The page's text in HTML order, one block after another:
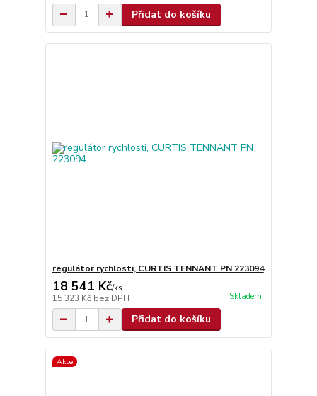
Přidat do košíku
regulátor rychlosti, CURTIS TENNANT PN 223094
18 541 Kč/ks
15 323 Kč bez DPH Skladem
Přidat do košíku
Akce